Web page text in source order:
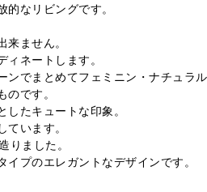
なリビングです。
ません。
ネートします。
でまとめてフェミニン・ナチュラル
です。
たキュートな印象。
います。
りました。
プのエレガントなデザインです。